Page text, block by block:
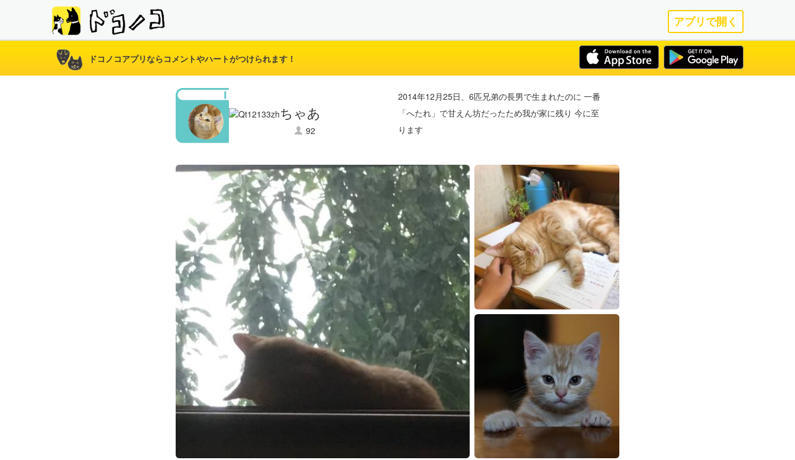
アプリで開く
ドコノコアプリならコメントやハートがつけられます！
ちゃあ
92
2014年12月25日、6匹兄弟の長男で生まれたのに 一番
「へたれ」で甘えん坊だったため我が家に残り 今に至
ります